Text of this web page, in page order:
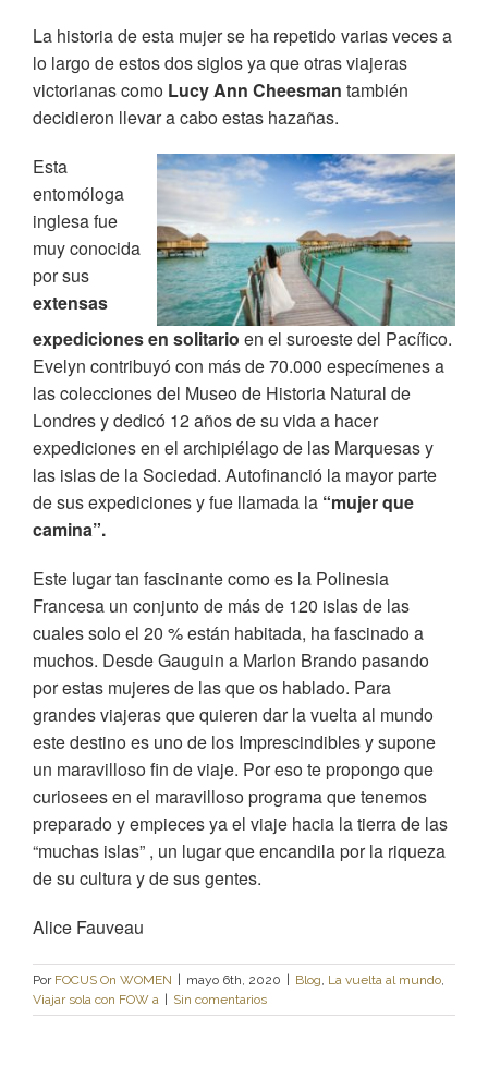
La historia de esta mujer se ha repetido varias veces a
lo largo de estos dos siglos ya que otras viajeras
victorianas como Lucy Ann Cheesman también
decidieron llevar a cabo estas hazañas.
Esta
entomóloga
inglesa fue
muy conocida
por sus
extensas
expediciones en solitario en el suroeste del Pacífico.
Evelyn contribuyó con más de 70.000 especímenes a
las colecciones del Museo de Historia Natural de
Londres y dedicó 12 años de su vida a hacer
expediciones en el archipiélago de las Marquesas y
las islas de la Sociedad. Autofinanció la mayor parte
de sus expediciones y fue llamada la “mujer que
camina”.
Este lugar tan fascinante como es la Polinesia
Francesa un conjunto de más de 120 islas de las
cuales solo el 20 % están habitada, ha fascinado a
muchos. Desde Gauguin a Marlon Brando pasando
por estas mujeres de las que os hablado. Para
grandes viajeras que quieren dar la vuelta al mundo
este destino es uno de los Imprescindibles y supone
un maravilloso fin de viaje. Por eso te propongo que
curiosees en el maravilloso programa que tenemos
preparado y empieces ya el viaje hacia la tierra de las
“muchas islas” , un lugar que encandila por la riqueza
de su cultura y de sus gentes.
Alice Fauveau
Por FOCUS On WOMEN | mayo 6th, 2020 | Blog La vuelta al mundo
Viajar sola con FOW a | Sin comentarios